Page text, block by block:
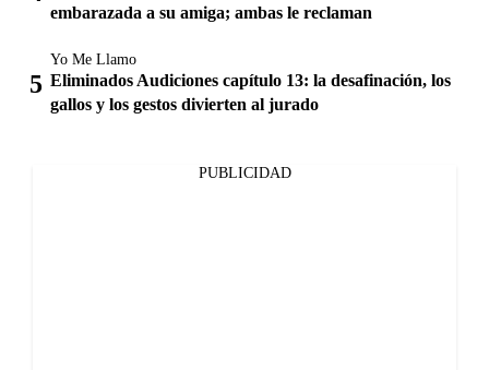
embarazada a su amiga; ambas le reclaman
Yo Me Llamo
Eliminados Audiciones capítulo 13: la desafinación, los
gallos y los gestos divierten al jurado
PUBLICIDAD